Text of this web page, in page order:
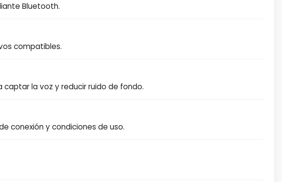
Bluetooth.
compatibles.
la voz y reducir ruido de fondo.
conexión y condiciones de uso.